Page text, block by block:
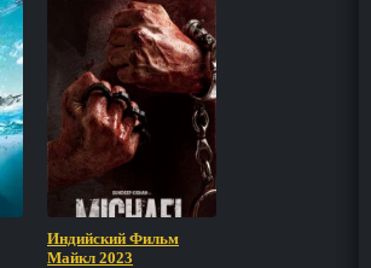
Индийский Фильм
Майкл 2023